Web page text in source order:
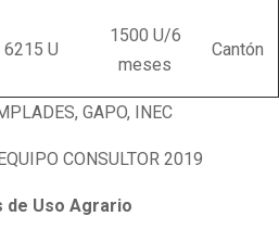
6215 U
1500 U/6
meses
Cantón
GAPO, INEC
CONSULTOR 2019
de Uso Agrario